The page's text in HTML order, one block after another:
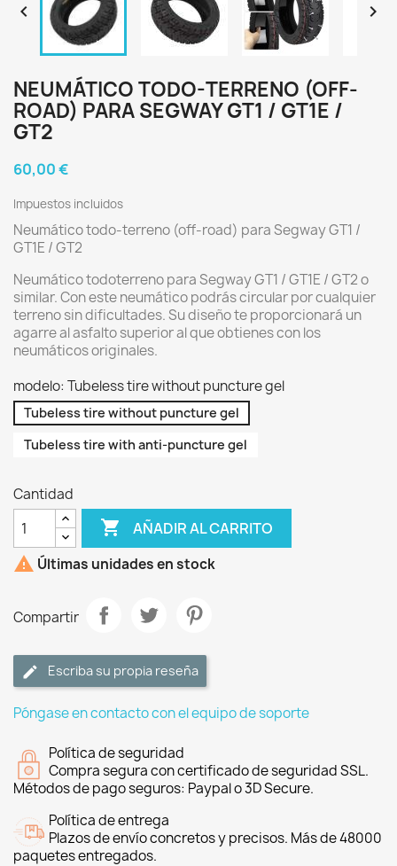
 
NEUMÁTICO TODO-TERRENO (OFF-
ROAD) PARA SEGWAY GT1 / GT1E /
GT2
60,00 €
Impuestos incluidos
Neumático todo-terreno (off-road) para Segway GT1 /
GT1E / GT2
Neumático todoterreno para Segway GT1 / GT1E / GT2 o
similar. Con este neumático podrás circular por cualquier
terreno sin dificultades. Su diseño te proporcionará un
agarre al asfalto superior al que obtienes con los
neumáticos originales.
modelo: Tubeless tire without puncture gel
Tubeless tire without puncture gel
Tubeless tire with anti-puncture gel
Cantidad
 AÑADIR AL CARRITO
 Últimas unidades en stock
Compartir
Escriba su propia reseña
Póngase en contacto con el equipo de soporte
Política de seguridad
Compra segura con certificado de seguridad SSL.
Métodos de pago seguros: Paypal o 3D Secure.
Política de entrega
Plazos de envío concretos y precisos. Más de 48000
paquetes entregados.